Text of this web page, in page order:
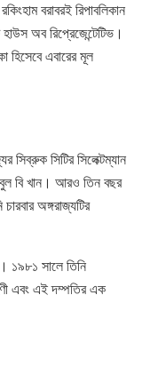
বরাবরই রিপাবলিকান
হাউস অব রিপ্রেজেন্টেটিভ।
হিসেবে এবারের মূল
সিব্রুক সিটির সিলেক্টম্যান
বি খান। আরও তিন বছর
অঙ্গরাজ্যটির
১৯৮১ সালে তিনি
এবং এই দম্পতির এক